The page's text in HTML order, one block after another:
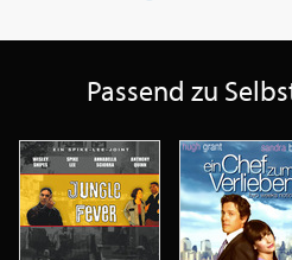
Passend zu